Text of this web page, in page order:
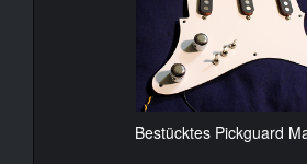
Bestücktes Pickguard